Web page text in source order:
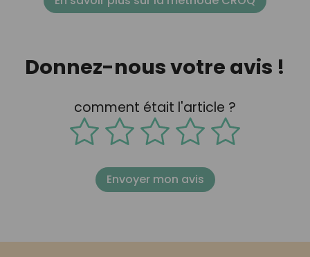
Donnez-nous votre avis !
comment était l'article ?
Envoyer mon avis